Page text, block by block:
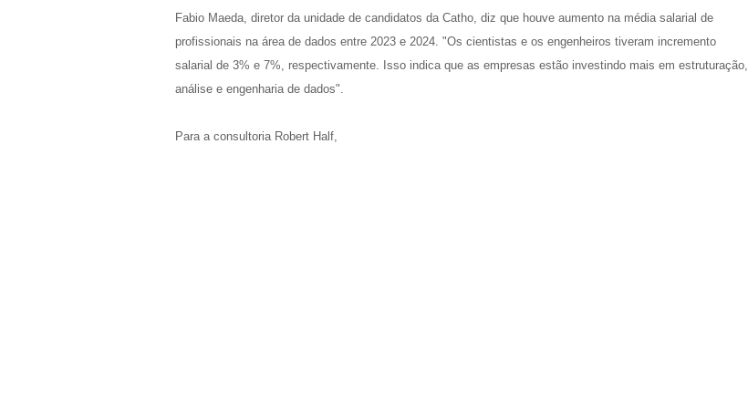
Fabio Maeda, diretor da unidade de candidatos da Catho, diz que houve aumento na média salarial de
profissionais na área de dados entre 2023 e 2024. "Os cientistas e os engenheiros tiveram incremento
salarial de 3% e 7%, respectivamente. Isso indica que as empresas estão investindo mais em estruturação,
análise e engenharia de dados".
Para a consultoria Robert Half,